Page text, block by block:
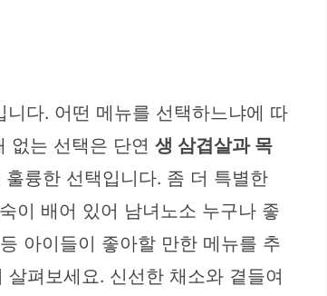
다. 어떤 메뉴를 선택하느냐에 따
없는 선택은 단연 생 삼겹살과 목
륭한 선택입니다. 좀 더 특별한
이 배어 있어 남녀노소 누구나 좋
등 아이들이 좋아할 만한 메뉴를 추
살펴보세요. 신선한 채소와 곁들여